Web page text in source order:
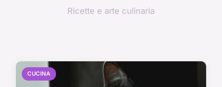
Ricette e arte culinaria
CUCINA